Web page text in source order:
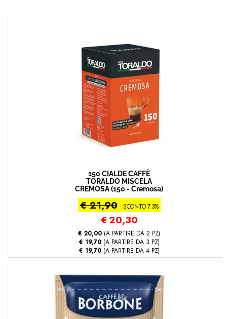
150 CIALDE CAFFÈ
TORALDO MISCELA
CREMOSA (150 - Cremosa)
€ 21,90 SCONTO 7.3%
€20,30
€ 20,00 (A PARTIRE DA 2 PZ)
€ 19,70(A PARTIRE DA 3 PZ)
€ 19,70(A PARTIRE DA 4 PZ)